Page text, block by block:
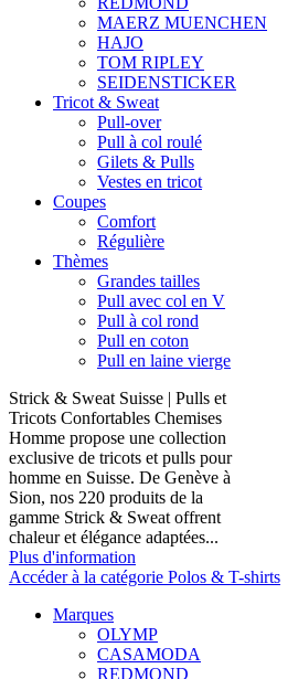
MAERZ MUENCHEN
HAJO
TOM RIPLEY
SEIDENSTICKER
Tricot & Sweat
Pull-over
Pull à col roulé
Gilets & Pulls
Vestes en tricot
Coupes
Comfort
Régulière
Thèmes
Grandes tailles
Pull avec col en V
Pull à col rond
Pull en coton
Pull en laine vierge
Strick & Sweat Suisse | Pulls et
Tricots Confortables Chemises
Homme propose une collection
exclusive de tricots et pulls pour
homme en Suisse. De Genève à
Sion, nos 220 produits de la
gamme Strick & Sweat offrent
chaleur et élégance adaptées...
Plus d'information
Accéder à la catégorie Polos & T-shirts
Marques
OLYMP
CASAMODA
REDMOND